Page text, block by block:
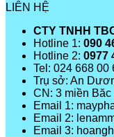
LIÊN HỆ
CTY TNHH
Hotline 1: 090
Hotline 2: 0977
Tel: 024 668 00
Trụ sở: An
CN: 3 miền
Email 1:
Email 2:
Email 3: